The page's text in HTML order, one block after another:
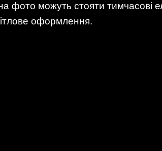
фото можуть стояти тимчасові
оформлення.